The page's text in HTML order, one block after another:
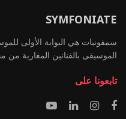
SYMFONIATE
سمفونيات هي البوابة الأولى
الموسيقى بالفنانين المغاربة
تابعونا على